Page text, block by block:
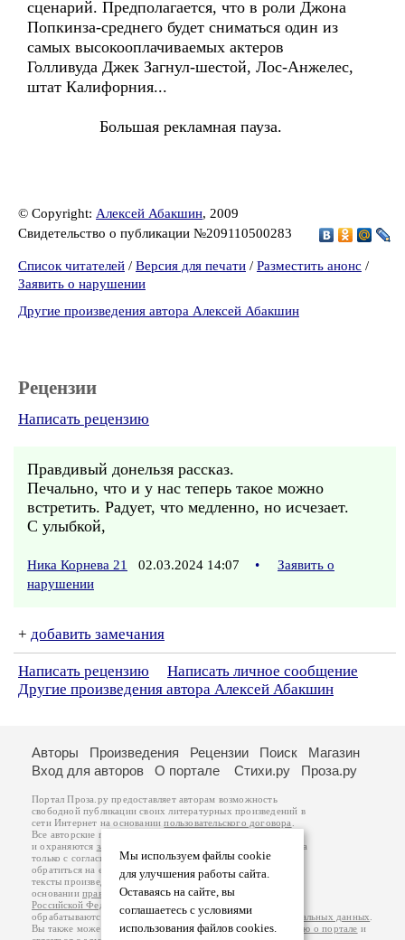
сценарий. Предполагается, что в роли Джона
Попкинза-среднего будет сниматься один из
самых высокооплачиваемых актеров
Голливуда Джек Загнул-шестой, Лос-Анжелес,
штат Калифорния...
Большая рекламная пауза.
© Copyright: Алексей Абакшин, 2009
Свидетельство о публикации №209110500283
Список читателей / Версия для печати / Разместить анонс /
Заявить о нарушении
Другие произведения автора Алексей Абакшин
Рецензии
Написать рецензию
Правдивый донельзя рассказ.
Печально, что и у нас теперь такое можно
встретить. Радует, что медленно, но исчезает.
С улыбкой,
Ника Корнева 21 02.03.2024 14:07 •
Заявить о
нарушении
+ добавить замечания
Написать рецензию
Написать личное сообщение
Другие произведения автора Алексей Абакшин
Мы используем файлы cookie
для улучшения работы сайта.
Оставаясь на сайте, вы
соглашаетесь с условиями
использования файлов cookies.
Авторы Произведения Рецензии Поиск
Магазин
Вход для авторов
О портале Стихи.ру Проза.ру
Портал Проза.ру предоставляет авторам возможность
свободной публикации своих литературных произведений в
сети Интернет на основаниипользовательского договора
Все авторские права на произведения принадлежат авторам
и охраняются законом
. Перепечатка произведений возможна
только с согласия его автора, к которому вы можете
обратиться на его авторской странице. Ответственность за
тексты произведений авторы несут самостоятельно на
основанииправил публикацииизаконодательства
Российской Федерации
обрабатываются на основанииПолитики обработки персональных данных
Вы также можете посмотреть более подробнуюинформацию о портале и